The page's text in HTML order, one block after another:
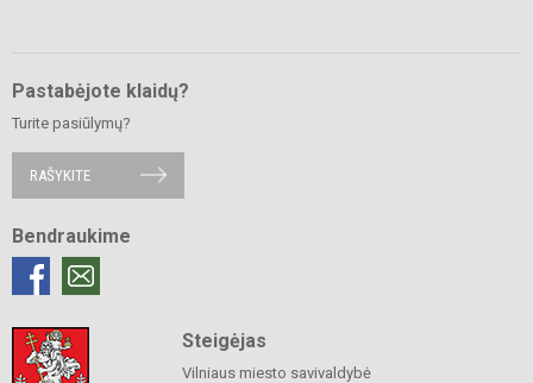
Pastabėjote klaidų?
Turite pasiūlymų?
RAŠYKITE
Bendraukime
Steigėjas
Vilniaus miesto savivaldybė